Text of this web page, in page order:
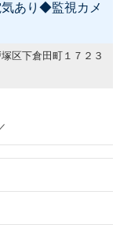
あり◆監視カメ
区下倉田町１７２３